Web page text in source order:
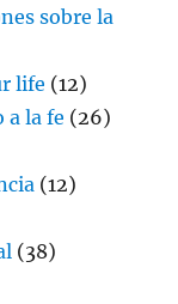
sobre la
life (12)
a la fe (26)
(12)
(38)